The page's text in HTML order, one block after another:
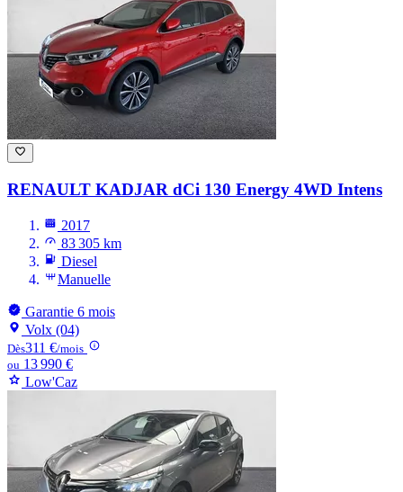
RENAULT KADJAR dCi 130 Energy 4WD Intens
2017
83 305 km
Diesel
Manuelle
Garantie 6 mois
Volx (04)
Dès311 €/mois
ou 13 990 €
Low'Caz